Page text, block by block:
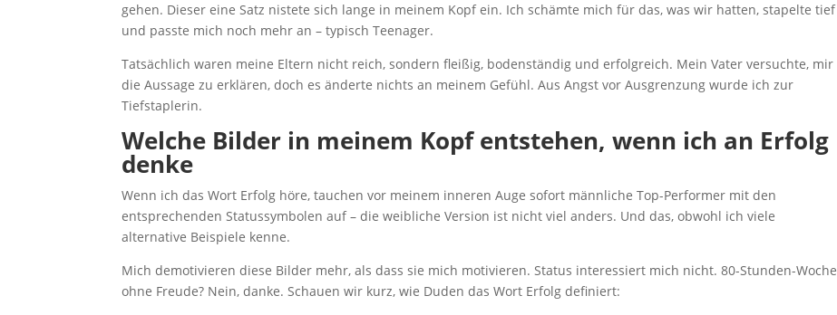
gehen. Dieser eine Satz nistete sich lange in meinem Kopf ein. Ich schämte mich für das, was wir hatten, stapelte tief
und passte mich noch mehr an – typisch Teenager.
Tatsächlich waren meine Eltern nicht reich, sondern fleißig, bodenständig und erfolgreich. Mein Vater versuchte, mir
die Aussage zu erklären, doch es änderte nichts an meinem Gefühl. Aus Angst vor Ausgrenzung wurde ich zur
Tiefstaplerin.
Welche Bilder in meinem Kopf entstehen, wenn ich an Erfolg
denke
Wenn ich das Wort Erfolg höre, tauchen vor meinem inneren Auge sofort männliche Top-Performer mit den
entsprechenden Statussymbolen auf – die weibliche Version ist nicht viel anders. Und das, obwohl ich viele
alternative Beispiele kenne.
Mich demotivieren diese Bilder mehr, als dass sie mich motivieren. Status interessiert mich nicht. 80-Stunden-Woche
ohne Freude? Nein, danke. Schauen wir kurz, wie Duden das Wort Erfolg definiert: